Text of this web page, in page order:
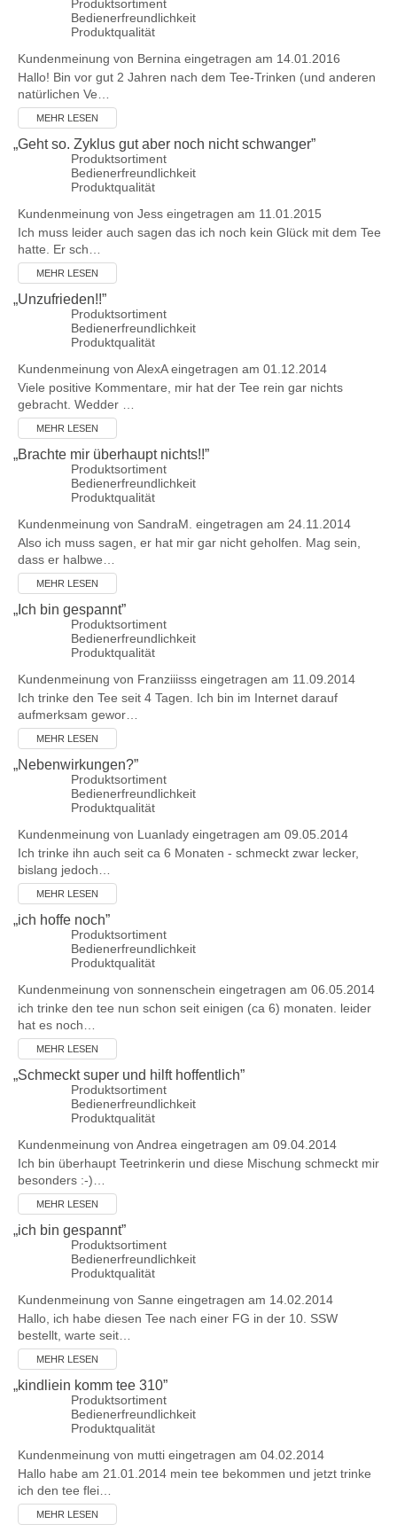
Produktsortiment
Bedienerfreundlichkeit
Produktqualität
Kundenmeinung von Bernina eingetragen am 14.01.2016
Hallo! Bin vor gut 2 Jahren nach dem Tee-Trinken (und anderen
natürlichen Ve…
MEHR LESEN
„Geht so. Zyklus gut aber noch nicht schwanger”
Produktsortiment
Bedienerfreundlichkeit
Produktqualität
Kundenmeinung von Jess eingetragen am 11.01.2015
Ich muss leider auch sagen das ich noch kein Glück mit dem Tee
hatte. Er sch…
MEHR LESEN
„Unzufrieden!!”
Produktsortiment
Bedienerfreundlichkeit
Produktqualität
Kundenmeinung von AlexAeingetragen am 01.12.2014
Viele positive Kommentare, mir hat der Tee rein gar nichts
gebracht. Wedder …
MEHR LESEN
„Brachte mir überhaupt nichts!!”
Produktsortiment
Bedienerfreundlichkeit
Produktqualität
Kundenmeinung von SandraM. eingetragen am 24.11.2014
Also ich muss sagen, er hat mir gar nicht geholfen. Mag sein,
dass er halbwe…
MEHR LESEN
„ Ich bin gespannt”
Produktsortiment
Bedienerfreundlichkeit
Produktqualität
Kundenmeinung von Franziiisss eingetragen am 11.09.2014
Ich trinke den Tee seit 4 Tagen. Ich bin im Internet darauf
aufmerksam gewor…
MEHR LESEN
„Nebenwirkungen?”
Produktsortiment
Bedienerfreundlichkeit
Produktqualität
Kundenmeinung von Luanlady eingetragen am 09.05.2014
Ich trinke ihn auch seit ca 6 Monaten - schmeckt zwar lecker,
bislang jedoch…
MEHR LESEN
„ich hoffe noch”
Produktsortiment
Bedienerfreundlichkeit
Produktqualität
Kundenmeinung von sonnenschein eingetragen am 06.05.2014
ich trinke den tee nun schon seit einigen (ca 6) monaten. leider
hat es noch…
MEHR LESEN
„Schmeckt super und hilft hoffentlich”
Produktsortiment
Bedienerfreundlichkeit
Produktqualität
Kundenmeinung von Andrea eingetragen am 09.04.2014
Ich bin überhaupt Teetrinkerin und diese Mischung schmeckt mir
besonders :-)…
MEHR LESEN
„ich bin gespannt”
Produktsortiment
Bedienerfreundlichkeit
Produktqualität
Kundenmeinung von Sanne eingetragen am 14.02.2014
Hallo, ich habe diesen Tee nach einer FG in der 10. SSW
bestellt, warte seit…
MEHR LESEN
„kindliein komm tee 310”
Produktsortiment
Bedienerfreundlichkeit
Produktqualität
Kundenmeinung von mutti eingetragen am 04.02.2014
Hallo habe am 21.01.2014 mein tee bekommen und jetzt trinke
ich den tee flei…
MEHR LESEN